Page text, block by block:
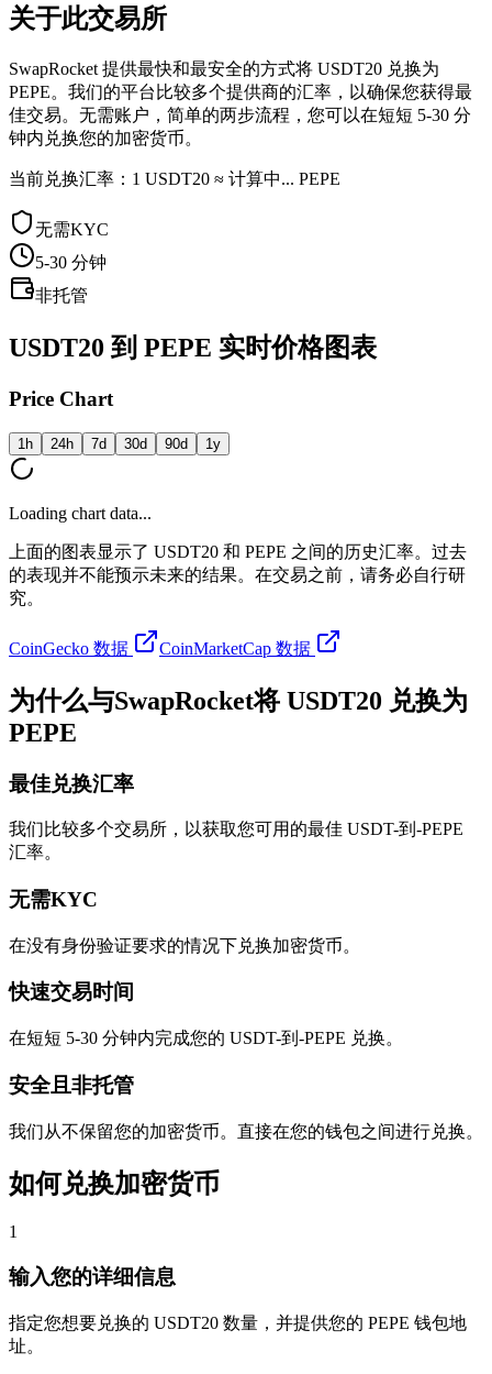
关于此交易所
SwapRocket 提供最快和最安全的方式将 USDT20 兑换为
PEPE。我们的平台比较多个提供商的汇率，以确保您获得最
佳交易。无需账户，简单的两步流程，您可以在短短 5-30 分
钟内兑换您的加密货币。
当前兑换汇率：1 USDT20 ≈ 计算中... PEPE
无需KYC
5-30 分钟
非托管
USDT20 到 PEPE 实时价格图表
Price Chart
1h 24h 7d 30d 90d 1y
Loading chart data...
上面的图表显示了 USDT20 和 PEPE 之间的历史汇率。过去
的表现并不能预示未来的结果。在交易之前，请务必自行研
究。
CoinGecko 数据 CoinMarketCap 数据
为什么与SwapRocket将 USDT20 兑换为
PEPE
最佳兑换汇率
我们比较多个交易所，以获取您可用的最佳 USDT-到-PEPE
汇率。
无需KYC
在没有身份验证要求的情况下兑换加密货币。
快速交易时间
在短短 5-30 分钟内完成您的 USDT-到-PEPE 兑换。
安全且非托管
我们从不保留您的加密货币。直接在您的钱包之间进行兑换。
如何兑换加密货币
1
输入您的详细信息
指定您想要兑换的 USDT20 数量，并提供您的 PEPE 钱包地
址。